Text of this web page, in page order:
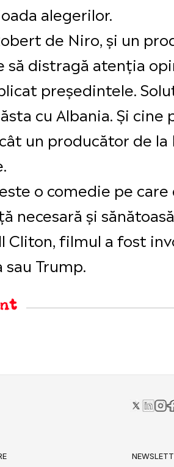
alegerilor.
de Niro, și un
distragă atenția
președintele.
cu Albania. Și cine
un producător de la
o comedie pe
necesară și
filmul a fost
Trump.